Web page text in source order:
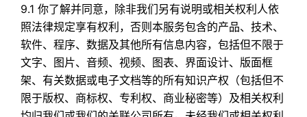
9.1 你了解并同意，除非我们另有说明或相关权利人依
照法律规定享有权利，否则本服务包含的产品、技术、
软件、程序、数据及其他所有信息内容，包括但不限于
文字、图片、音频、视频、图表、界面设计、版面框
架、有关数据或电子文档等的所有知识产权（包括但不
限于版权、商标权、专利权、商业秘密等）及相关权利